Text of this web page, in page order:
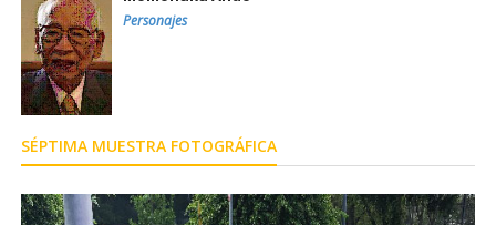
Personajes
SÉPTIMA MUESTRA FOTOGRÁFICA